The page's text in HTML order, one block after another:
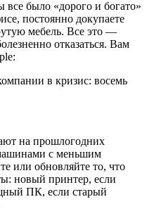
было «дорого и богато»
постоянно докупаете
мебель. Все это —
отказаться. Вам
на прошлогодних
с меньшим
или обновляйте то, что
новый принтер, если
ПК, если старый